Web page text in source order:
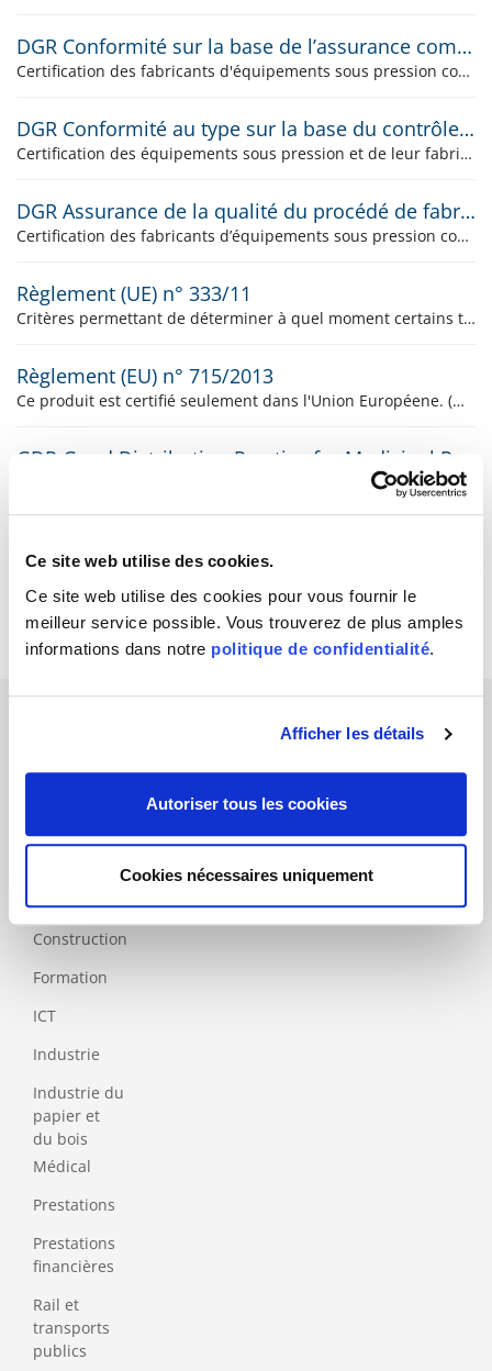
Ce site web utilise des cookies.
Ce site web utilise des cookies pour vous fournir le
meilleur service possible. Vous trouverez de plus amples
informations dans notre politique de confidentialité.
Afficher les détails
Autoriser tous les cookies
Cookies nécessaires uniquement
DGR Conformité sur la base de l’assurance complète de la qualité et du contrôle de la conception
Certification des fabricants d'équipements sous pression conformément aux exigences de l'ordonnance relative aux équipements sous pression RS 930.114 et de la directive sur les équipements sous pression 2014/68/CE, module H1
DGR Conformité au type sur la base du contrôle interne de la fabrication et de contrôles supervisés de l’équipement sous pression à des intervalles aléatoires
Certification des équipements sous pression et de leur fabrication conformément aux exigences de l'ordonnance relative aux équipements sous pression RS 930.114 et de la directive sur les équipements sous pression 2014/68/CE, modules B+C2
DGR Assurance de la qualité du procédé de fabrication
Certification des fabricants d’équipements sous pression conformément aux exigences de l’ordonnance relative aux équipements sous pression RS 930.114 et de la directive sur les équipements sous pression 2014/68/CE, module D1
Règlement (UE) n° 333/11
Critères permettant de déterminer à quel moment certains types de débris métalliques cessent d’être considérés comme étant des déchets.
Règlement (EU) n° 715/2013
Ce produit est certifié seulement dans l'Union Européene. (Notre responsable produit, Monsieur Renato Borghesan, répondra volontiers à toutes vos éventuelles questions.)
Ce produit est certifié seulement en Italie. (Le responsable du produit, M Michele Ippolito, se tient à votre disposition pour répondre à vos éventuelles questions.)
Automobile
Construction
Formation
ICT
Industrie
Industrie du
papier et
du bois
Médical
Prestations
Prestations
financières
Rail et
transports
publics